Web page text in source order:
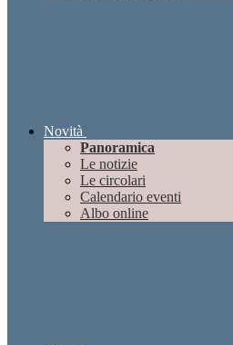
Novità
Panoramica
Le notizie
Le circolari
Calendario eventi
Albo online